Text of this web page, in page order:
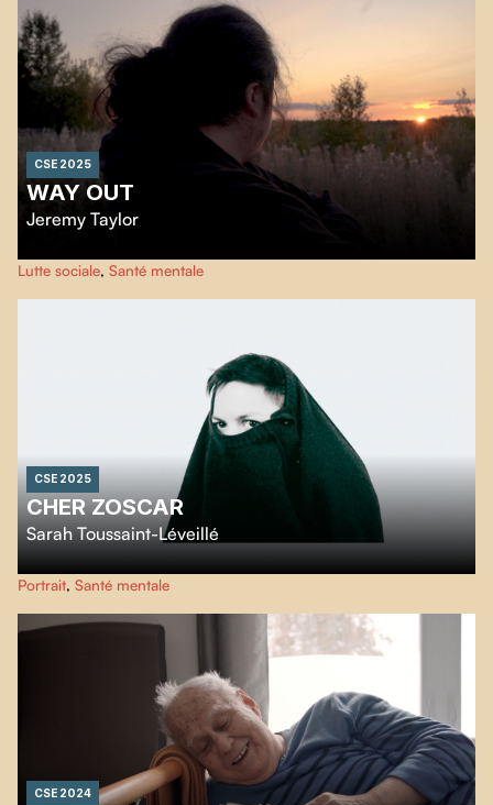
CSE 2025
WAY OUT
Jeremy Taylor
S'en sortirexplore les ténèbres mentales et le chemin du rétablissement,
brisant le silence sur la stigmatisation en santé mentale.
Lutte sociale, Santé mentale
CSE 2025
CHER ZOSCAR
Sarah Toussaint-Léveillé
Le film Cher Zoscar est une correspondance entre le désir de créer et la vie
qui t’avale. De quoi du genre.
Portrait, Santé mentale
CSE 2024